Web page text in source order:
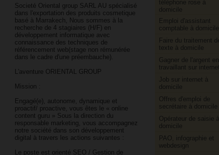
téléphone rose à
domicile
Emploi d'assistant
comptable à domicile
Faire du traitement
texte à domicile
Gagner de l'argent en
travaillant sur
Job sur internet à
domicile
Offres d'emploi de
secrétaire à domicile
Opérateur de saisie à
domicile
PAO, infographie et
webdesign
Societé Oriental group SARL AU spécialisé
dans l'exportation des produits cosmetique
basé à Marrakech, Nous sommes à la
recherche de 4 stagiaires (H/F) en
développement informatique avec
connaissance des techniques de
référencement web(stage non rémunérée
dans le cadre d'une préembauche).
L'aventure ORIENTAL GROUP
Mission :
Engagé(e), autonome, dynamique et
proactif/ proactive, vous êtes le « online
content guru » Sous la direction du
responsable marketing, vous accompagnez
notre société dans son développement
digital à travers les actions suivantes :
Le poste est orienté SEO / Gestion de